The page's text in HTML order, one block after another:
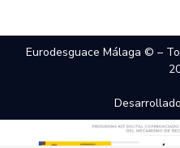
Eurodesguace Málaga © –